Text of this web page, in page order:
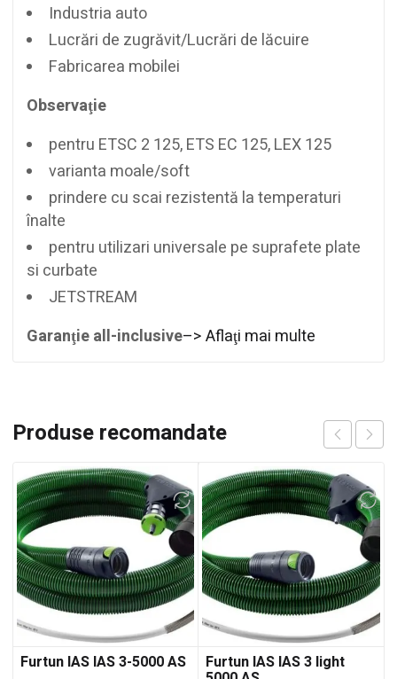
Industria auto
Lucrări de zugrăvit/Lucrări de lăcuire
Fabricarea mobilei
Observaţie
pentru ETSC 2 125, ETS EC 125, LEX 125
varianta moale/soft
prindere cu scai rezistentă la temperaturi
înalte
pentru utilizari universale pe suprafete plate
si curbate
JETSTREAM
Garanţie all-inclusive–> Aflaţi mai multe
Produse recomandate
Furtun IAS IAS 3-5000 AS Furtun IAS IAS 3 light